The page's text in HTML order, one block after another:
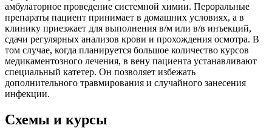
амбулаторное проведение системной химии. Пероральные
препараты пациент принимает в домашних условиях, а в
клинику приезжает для выполнения в/м или в/в инъекций,
сдачи регулярных анализов крови и прохождения осмотра. В
том случае, когда планируется большое количество курсов
медикаментозного лечения, в вену пациента устанавливают
специальный катетер. Он позволяет избежать
дополнительного травмирования и случайного занесения
инфекции.
Схемы и курсы